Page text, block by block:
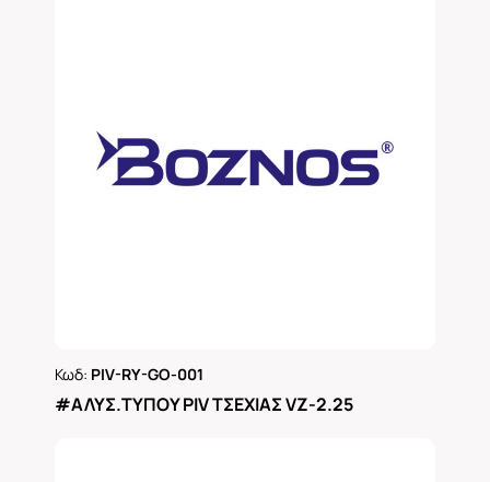
Κωδ: PIV-RY-GO-001
#ΑΛΥΣ.ΤΥΠΟΥ PIV ΤΣΕΧΙΑΣ VZ-2.25